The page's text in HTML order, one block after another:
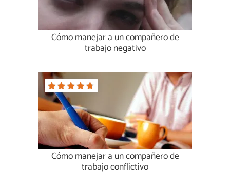
Cómo manejar a un compañero de
trabajo negativo
Cómo manejar a un compañero de
trabajo conflictivo